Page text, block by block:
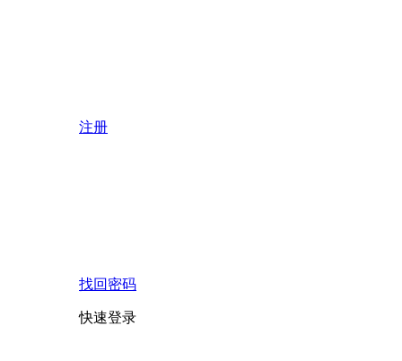
注册
找回密码
快速登录